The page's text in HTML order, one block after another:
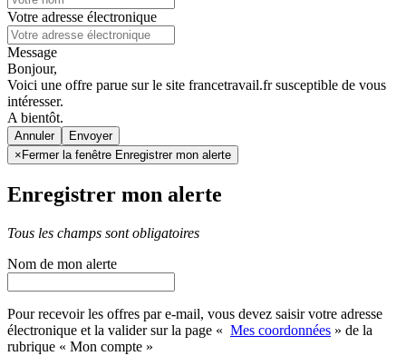
Votre adresse électronique
Message
Bonjour,
Voici une offre parue sur le site francetravail.fr susceptible de vous
intéresser.
A bientôt.
Annuler
× Fermer la fenêtre Enregistrer mon alerte
Enregistrer mon alerte
Tous les champs sont obligatoires
Nom de mon alerte
Pour recevoir les offres par e-mail, vous devez saisir votre adresse
électronique et la valider sur la page « Mes coordonnées » de la
rubrique « Mon compte »